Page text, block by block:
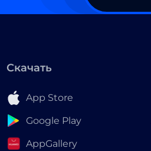
Скачать
App Store
Google Play
AppGallery